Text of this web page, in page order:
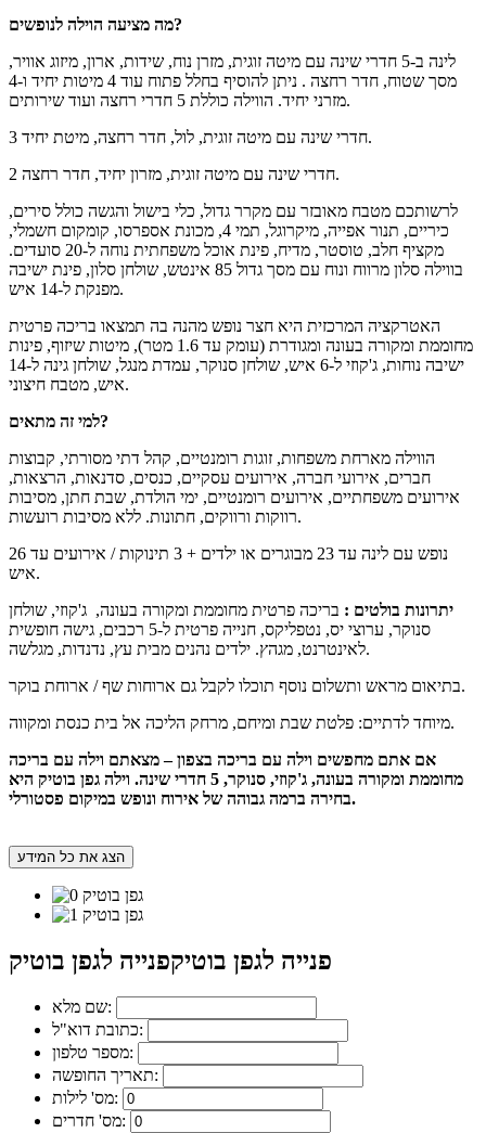
מה מציעה הוילה לנופשים?
לינה ב-5 חדרי שינה עם מיטה זוגית, מזרן נוח, שידות, ארון, מיזוג אוויר,
מסך שטוח, חדר רחצה . ניתן להוסיף בחלל פתוח עוד 4 מיטות יחיד ו-4
מזרני יחיד. הווילה כוללת 5 חדרי רחצה ועוד שירותים.
3 חדרי שינה עם מיטה זוגית, לול, חדר רחצה, מיטת יחיד.
2 חדרי שינה עם מיטה זוגית, מזרון יחיד, חדר רחצה.
לרשותכם מטבח מאובזר עם מקרר גדול, כלי בישול והגשה כולל סירים,
כיריים, תנור אפייה, מיקרוגל, תמי 4, מכונת אספרסו, קומקום חשמלי,
מקציף חלב, טוסטר, מדיח, פינת אוכל משפחתית נוחה ל-20 סועדים.
בווילה סלון מרווח ונוח עם מסך גדול 85 אינטש, שולחן סלון, פינת ישיבה
מפנקת ל-14 איש.
האטרקציה המרכזית היא חצר נופש מהנה בה תמצאו בריכה פרטית
מחוממת ומקורה בעונה ומגודרת (עומק עד 1.6 מטר), מיטות שיזוף, פינות
ישיבה נוחות, ג'קוזי ל-6 איש, שולחן סנוקר, עמדת מנגל, שולחן גינה ל-14
איש, מטבח חיצוני.
למי זה מתאים?
הווילה מארחת משפחות, זוגות רומנטיים, קהל דתי מסורתי, קבוצות
חברים, אירועי חברה, אירועים עסקיים, כנסים, סדנאות, הרצאות,
אירועים משפחתיים, אירועים רומנטיים, ימי הולדת, שבת חתן, מסיבות
רווקות ורווקים, חתונות. ללא מסיבות רועשות.
נופש עם לינה עד 23 מבוגרים או ילדים + 3 תינוקות / אירועים עד 26
איש.
יתרונות בולטים : בריכה פרטית מחוממת ומקורה בעונה, ג'קוזי, שולחן
סנוקר, ערוצי יס, נטפליקס, חנייה פרטית ל-5 רכבים, גישה חופשית
לאינטרנט, מגהץ. ילדים נהנים מבית עץ, נדנדות, מגלשה.
בתיאום מראש ותשלום נוסף תוכלו לקבל גם ארוחות שף / ארוחת בוקר.
מיוחד לדתיים: פלטת שבת ומיחם, מרחק הליכה אל בית כנסת ומקווה.
אם אתם מחפשים וילה עם בריכה בצפון – מצאתם וילה עם בריכה
מחוממת ומקורה בעונה, ג'קוזי, סנוקר, 5 חדרי שינה. וילה גפן בוטיק היא
בחירה ברמה גבוהה של אירוח ונופש במיקום פסטורלי.
הצג את כל המידע
פנייה לגפן בוטיקפנייה לגפן בוטיק
שם מלא:
כתובת דוא"ל:
מספר טלפון:
תאריך החופשה:
מס' לילות:
מס' חדרים: